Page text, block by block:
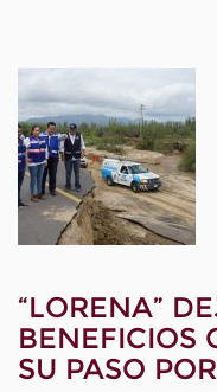
“LORENA”
BENEFICIOS
SU PASO